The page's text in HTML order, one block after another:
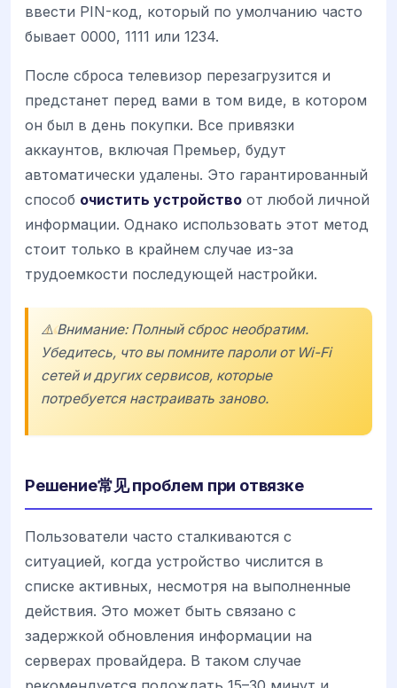
ввести PIN-код, который по умолчанию часто
бывает 0000, 1111 или 1234.
После сброса телевизор перезагрузится и
предстанет перед вами в том виде, в котором
он был в день покупки. Все привязки
аккаунтов, включая Премьер, будут
автоматически удалены. Это гарантированный
способ очистить устройство от любой личной
информации. Однако использовать этот метод
стоит только в крайнем случае из-за
трудоемкости последующей настройки.
⚠️ Внимание: Полный сброс необратим.
Убедитесь, что вы помните пароли от Wi-Fi
сетей и других сервисов, которые
потребуется настраивать заново.
Решение常见 проблем при отвязке
Пользователи часто сталкиваются с
ситуацией, когда устройство числится в
списке активных, несмотря на выполненные
действия. Это может быть связано с
задержкой обновления информации на
серверах провайдера. В таком случае